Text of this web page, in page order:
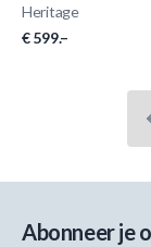
Heritage
€ 599.–
Abonneer je